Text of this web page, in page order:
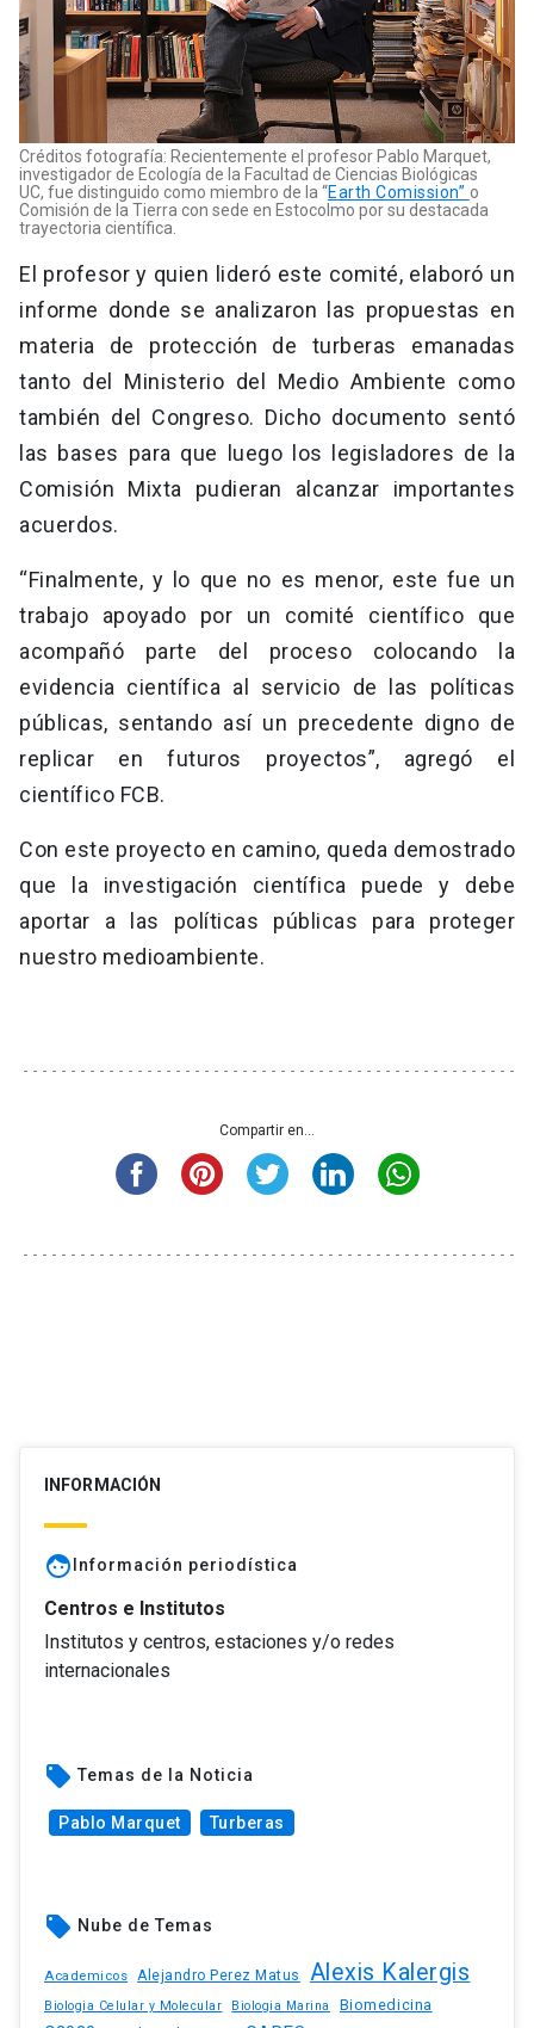
Créditos fotografía: Recientemente el profesor Pablo Marquet,
investigador de Ecología de la Facultad de Ciencias Biológicas
UC, fue distinguido como miembro de la “Earth Comission” o
Comisión de la Tierra con sede en Estocolmo por su destacada
trayectoria científica.
El profesor y quien lideró este comité, elaboró un
informe donde se analizaron las propuestas en
materia de protección de turberas emanadas
tanto del Ministerio del Medio Ambiente como
también del Congreso. Dicho documento sentó
las bases para que luego los legisladores de la
Comisión Mixta pudieran alcanzar importantes
acuerdos.
“Finalmente, y lo que no es menor, este fue un
trabajo apoyado por un comité científico que
acompañó parte del proceso colocando la
evidencia científica al servicio de las políticas
públicas, sentando así un precedente digno de
replicar en futuros proyectos”, agregó el
científico FCB.
Con este proyecto en camino, queda demostrado
que la investigación científica puede y debe
aportar a las políticas públicas para proteger
nuestro medioambiente.
Compartir en...
INFORMACIÓN
face Información periodística
Centros e Institutos
Institutos y centros, estaciones y/o redes
internacionales
local_offer Temas de la Noticia
Pablo Marquet Turberas
local_offer Nube de Temas
Academicos Alejandro Perez Matus Alexis Kalergis
Biologia Celular y Molecular Biologia Marina Biomedicina